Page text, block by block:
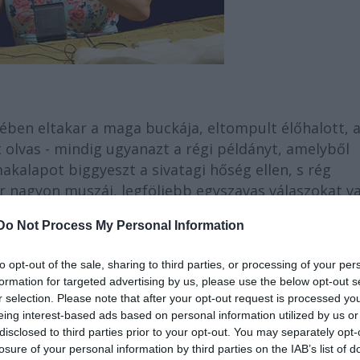
Not Process My Personal Information
opt-out of the sale, sharing to third parties, or processing of your
for targeted advertising by us, please use the below opt-out
selection. Please note that after your opt-out request is processed
interest-based ads based on personal information utilized by us
to third parties prior to your opt-out. You may separately
of your personal information by third parties on the IAB’s list of
eltakar a maga buckája, eltompult élőhalott,
- mindig ugyanazt a régi példányt, amelyből
biggyeszt a sivatagi hőség ellen, s rég
muszáj, legföljebb egyszavas válaszokat
vagy csak a tragikusan magányos Winnie
tudni (...)BeckettWinnie-je nem egyszerű
a kezdettől minden emberben meglévő
markánsabb megnyilvánulásait sűríti a monoton
lényeget: az öncsalást, amelybe a végsőkig
újabb, borzalmas, a halált közelebb hozó
menekül, emlékfoszlányokon